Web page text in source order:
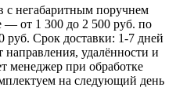
с негабаритным поручнем
— от 1 300 до 2 500 руб. по
Срок доставки: 1-7 дней
направления, удалённости и
менеджер при обработке
на следующий день